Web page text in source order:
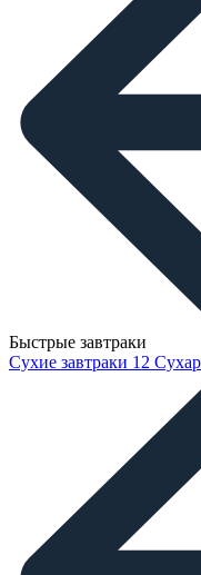
Быстрые завтраки
Сухие завтраки 12